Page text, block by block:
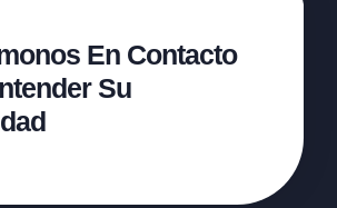
En Contacto
Su